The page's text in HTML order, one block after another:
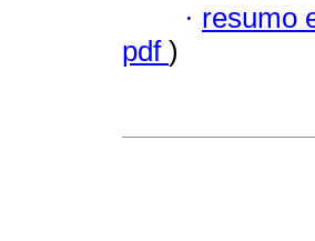
· resumo
pdf )